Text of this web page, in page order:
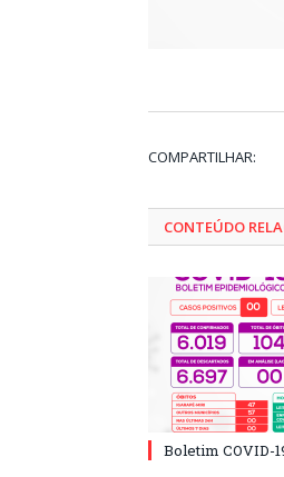
COMPARTILHAR:
CONTEÚDO
Boletim COVID-